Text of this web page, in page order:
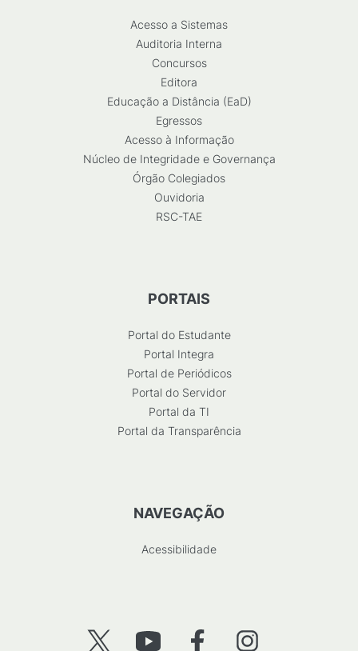
Acesso a Sistemas
Auditoria Interna
Concursos
Editora
Educação a Distância (EaD)
Egressos
Acesso à Informação
Núcleo de Integridade e Governança
Órgão Colegiados
Ouvidoria
RSC-TAE
PORTAIS
Portal do Estudante
Portal Integra
Portal de Periódicos
Portal do Servidor
Portal da TI
Portal da Transparência
NAVEGAÇÃO
Acessibilidade